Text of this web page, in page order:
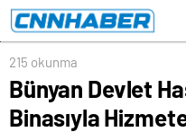
215 okunma
Bünyan Devlet
Binasıyla